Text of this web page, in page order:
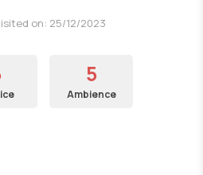
on: 25/12/2023
5
Ambience